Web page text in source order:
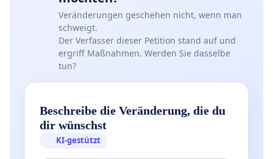
Veränderungen geschehen nicht, wenn man
schweigt.
Der Verfasser dieser Petition stand auf und
ergriff Maßnahmen. Werden Sie dasselbe
tun?
Beschreibe die Veränderung, die du
dir wünschst
KI-gestützt